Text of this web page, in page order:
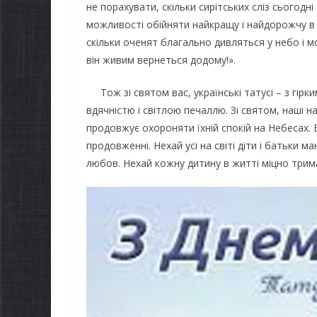
не порахувати, скільки сирітських сліз
можливості обійняти найкращу і найдорожчу
скільки оченят благально дивляться у небо
він живим вернеться додому!».
Тож зі святом вас, українські татусі – з
вдячністю і світлою печаллю. Зі святом, наші
продовжує охороняти їхній спокій на Небесах.
продовженні. Нехай усі на світі діти і
любов. Нехай кожну дитину в житті міцно